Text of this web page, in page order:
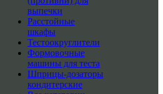
выпечки
Расстойные
шкафы
Тестоокруглители
Формовочные
машины для теста
Шприцы-дозаторы
кондитерские